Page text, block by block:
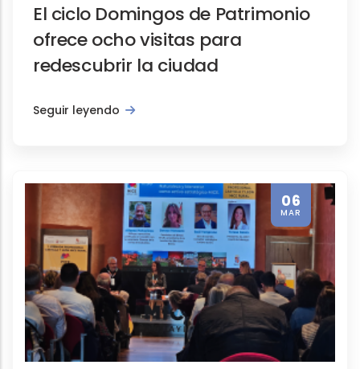
El ciclo Domingos de Patrimonio
ofrece ocho visitas para
redescubrir la ciudad
Seguir leyendo
06
MAR